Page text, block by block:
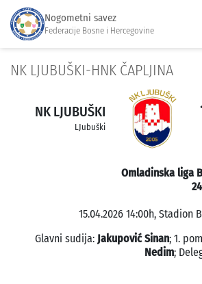
Nogometni savez
Federacije Bosne i Hercegovine
NK LJUBUŠKI-HNK ČAPLJINA
NK LJUBUŠKI
LJubuški
Omladinska liga
15.04.2026 14:00h, Stadion
Glavni sudija: Jakupović Sinan; 1.
Nedim;